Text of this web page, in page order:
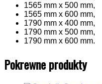
1565 mm x 500 mm,
1565 mm x 600 mm,
1790 mm x 400 mm,
1790 mm x 500 mm,
1790 mm x 600 mm.
Pokrewne produkty